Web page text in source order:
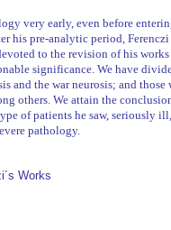
very early, even before
his pre-analytic period,
to the revision of his
significance. We have
and the war neurosis; and
others. We attain the
of patients he saw, seriously
pathology.
Works